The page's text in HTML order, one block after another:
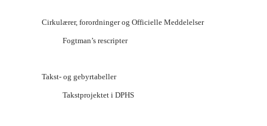
Cirkulærer, forordninger og Officielle Meddelelser
Fogtman’s rescripter
Takst- og gebyrtabeller
Takstprojektet i DPHS